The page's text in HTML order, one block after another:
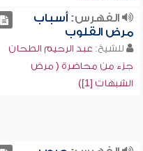
الفهرس:أسباب
مرض القلوب
للشيخ: عبد الرحيم الطحان
جزء من محاضرة ( مرض
الشبهات [1])